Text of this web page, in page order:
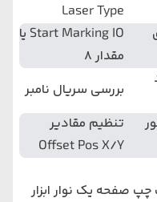
Laser Type
Start Marking IO یا
مقدار ۸
بررسی سریال نامبر
تنظیم مقادیر
Offset Pos X/Y
چپ صفحه یک نوار ابزار